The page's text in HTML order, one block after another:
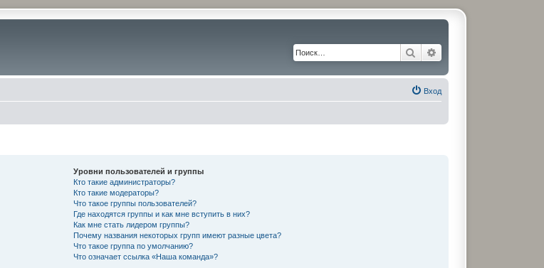
Поиск
Вход
Уровни пользователей и группы
Кто такие администраторы?
Кто такие модераторы?
Что такое группы пользователей?
Где находятся группы и как мне вступить в них?
Как мне стать лидером группы?
Почему названия некоторых групп имеют разные цвета?
Что такое группа по умолчанию?
Что означает ссылка «Наша команда»?